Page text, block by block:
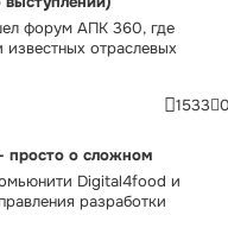
форум АПК 360, где
отраслевых
1533
просто о сложном
Digital4food и
разработки